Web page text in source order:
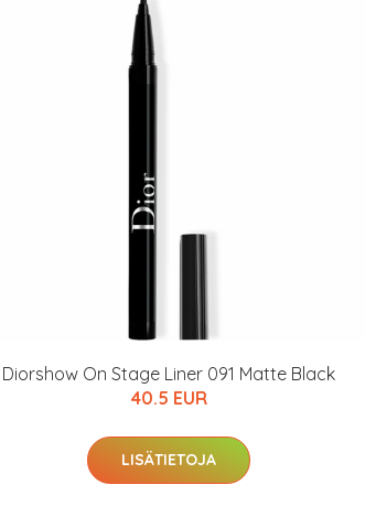
Diorshow On Stage Liner 091 Matte Black
40.5 EUR
LISÄTIETOJA